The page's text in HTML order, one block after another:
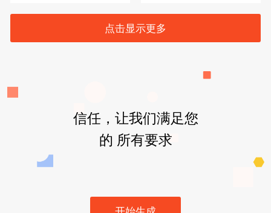
点击显示更多
信任，让我们满足您
的 所有要求